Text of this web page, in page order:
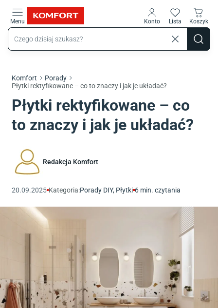
Menu Konto Lista Koszyk
Komfort
Porady
Płytki rektyfikowane – co to znaczy i jak je układać?
Płytki rektyfikowane – co
to znaczy i jak je układać?
Redakcja Komfort
20.09.2025 Kategoria:Porady DIY, Płytki 6 min. czytania